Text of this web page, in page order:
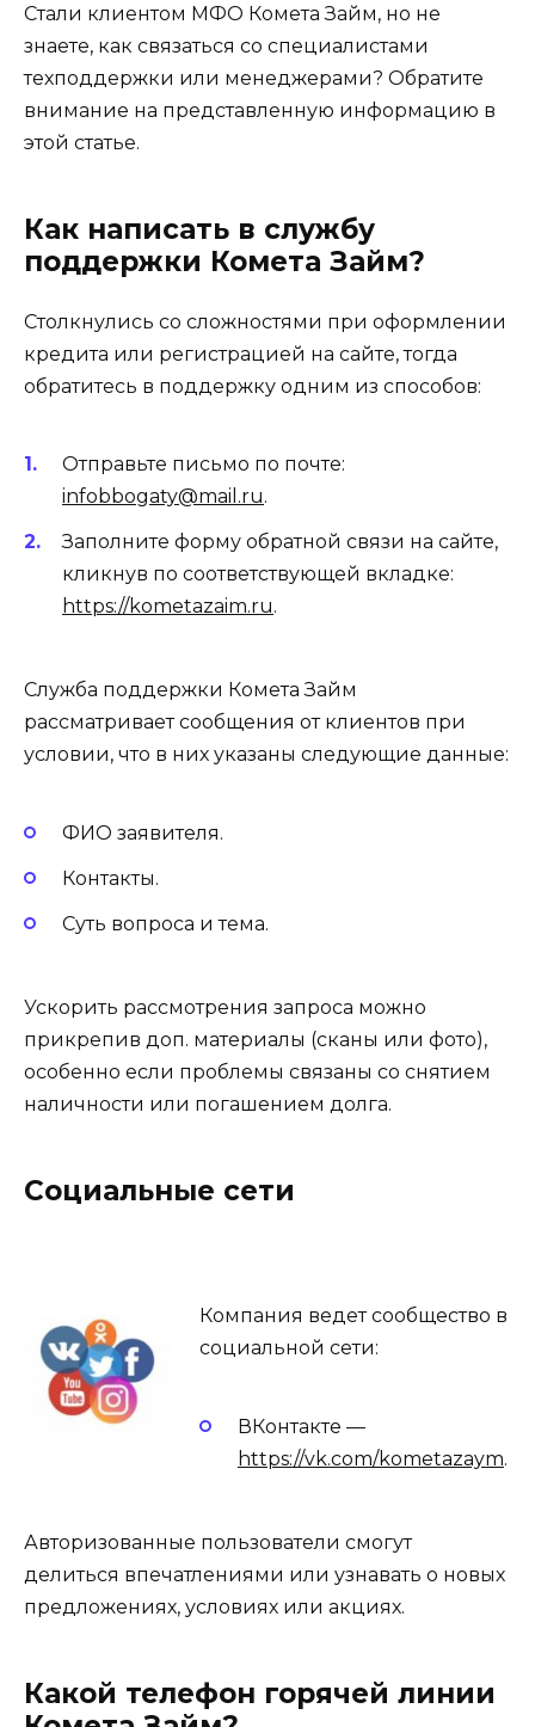
Стали клиентом МФО Комета Займ, но не
знаете, как связаться со специалистами
техподдержки или менеджерами? Обратите
внимание на представленную информацию в
этой статье.
Как написать в службу
поддержки Комета Займ?
Столкнулись со сложностями при оформлении
кредита или регистрацией на сайте, тогда
обратитесь в поддержку одним из способов:
Отправьте письмо по почте:
infobbogaty@mail.ru.
Заполните форму обратной связи на сайте,
кликнув по соответствующей вкладке:
https://kometazaim.ru.
Служба поддержки Комета Займ
рассматривает сообщения от клиентов при
условии, что в них указаны следующие данные:
ФИО заявителя.
Контакты.
Суть вопроса и тема.
Ускорить рассмотрения запроса можно
прикрепив доп. материалы (сканы или фото),
особенно если проблемы связаны со снятием
наличности или погашением долга.
Социальные сети
Компания ведет сообщество в
социальной сети:
ВКонтакте —
https://vk.com/kometazaym.
Авторизованные пользователи смогут
делиться впечатлениями или узнавать о новых
предложениях, условиях или акциях.
Какой телефон горячей линии